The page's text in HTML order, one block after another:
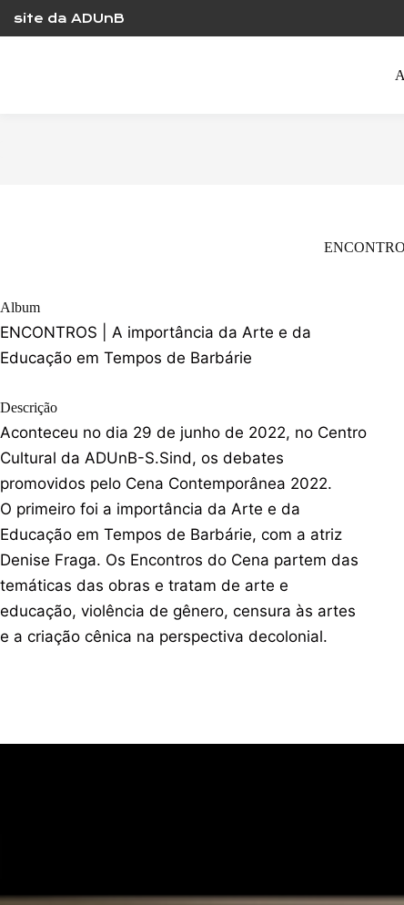
content
site da ADUnB
Album
ENCONTROS | A importância da Arte e da
Educação em Tempos de Barbárie
Descrição
Aconteceu no dia 29 de junho de 2022, no Centro
Cultural da ADUnB-S.Sind, os debates
promovidos pelo Cena Contemporânea 2022.
O primeiro foi a importância da Arte e da
Educação em Tempos de Barbárie, com a atriz
Denise Fraga. Os Encontros do Cena partem das
temáticas das obras e tratam de arte e
educação, violência de gênero, censura às artes
e a criação cênica na perspectiva decolonial.